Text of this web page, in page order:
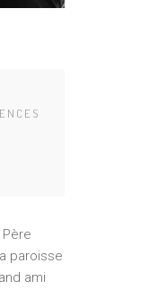
paroisse
ami